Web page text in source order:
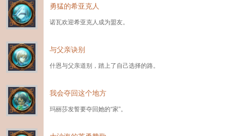
勇猛的希亚克人
诺瓦欢迎希亚克人成为盟友。
与父亲诀别
什恩与父亲道别，踏上了自己选择的路。
我会夺回这个地方
玛丽莎发誓要夺回她的“家”。